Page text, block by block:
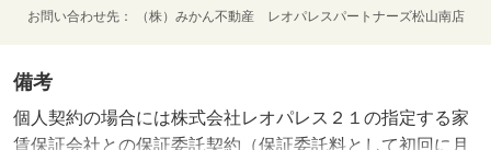
お問い合わせ先 （株）みかん不動産 レオパレスパートナーズ松山南店
備考
個人契約の場合には株式会社レオパレス２１の指定する家
賃保証会社との保証委託契約（保証委託料として初回に月